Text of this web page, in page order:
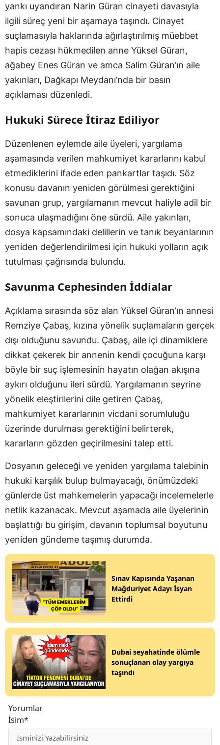
yankı uyandıran Narin Güran cinayeti davasıyla
ilgili süreç yeni bir aşamaya taşındı. Cinayet
suçlamasıyla haklarında ağırlaştırılmış müebbet
hapis cezası hükmedilen anne Yüksel Güran,
ağabey Enes Güran ve amca Salim Güran’ın aile
yakınları, Dağkapı Meydanı’nda bir basın
açıklaması düzenledi.
Hukuki Sürece İtiraz Ediliyor
Düzenlenen eylemde aile üyeleri, yargılama
aşamasında verilen mahkumiyet kararlarını kabul
etmediklerini ifade eden pankartlar taşıdı. Söz
konusu davanın yeniden görülmesi gerektiğini
savunan grup, yargılamanın mevcut haliyle adil bir
sonuca ulaşmadığını öne sürdü. Aile yakınları,
dosya kapsamındaki delillerin ve tanık beyanlarının
yeniden değerlendirilmesi için hukuki yolların açık
tutulması çağrısında bulundu.
Savunma Cephesinden İddialar
Açıklama sırasında söz alan Yüksel Güran’ın annesi
Remziye Çabaş, kızına yönelik suçlamaların gerçek
dışı olduğunu savundu. Çabaş, aile içi dinamiklere
dikkat çekerek bir annenin kendi çocuğuna karşı
böyle bir suç işlemesinin hayatın olağan akışına
aykırı olduğunu ileri sürdü. Yargılamanın seyrine
yönelik eleştirilerini dile getiren Çabaş,
mahkumiyet kararlarının vicdani sorumluluğu
üzerinde durulması gerektiğini belirterek,
kararların gözden geçirilmesini talep etti.
Dosyanın geleceği ve yeniden yargılama talebinin
hukuki karşılık bulup bulmayacağı, önümüzdeki
günlerde üst mahkemelerin yapacağı incelemelerle
netlik kazanacak. Mevcut aşamada aile üyelerinin
başlattığı bu girişim, davanın toplumsal boyutunu
yeniden gündeme taşımış durumda.
Sınav Kapısında Yaşanan
Mağduriyet Adayı İsyan
Ettirdi
Dubai seyahatinde ölümle
sonuçlanan olay yargıya
taşındı
Yorumlar
İsim*